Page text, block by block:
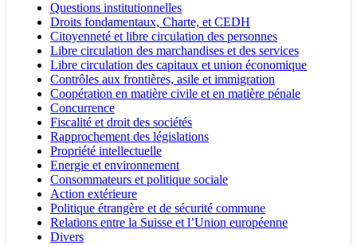
Questions institutionnelles
Droits fondamentaux, Charte, et CEDH
Citoyenneté et libre circulation des personnes
Libre circulation des marchandises et des services
Libre circulation des capitaux et union économique
Contrôles aux frontières, asile et immigration
Coopération en matière civile et en matière pénale
Concurrence
Fiscalité et droit des sociétés
Rapprochement des législations
Propriété intellectuelle
Energie et environnement
Consommateurs et politique sociale
Action extérieure
Politique étrangère et de sécurité commune
Relations entre la Suisse et l’Union européenne
Divers